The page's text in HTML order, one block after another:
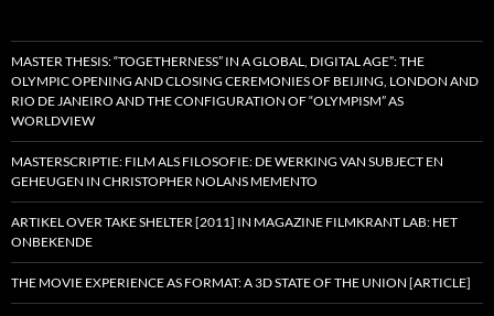
MASTER THESIS: “TOGETHERNESS” IN A GLOBAL, DIGITAL AGE”: THE
OLYMPIC OPENING AND CLOSING CEREMONIES OF BEIJING, LONDON AND
RIO DE JANEIRO AND THE CONFIGURATION OF “OLYMPISM” AS
WORLDVIEW
MASTERSCRIPTIE: FILM ALS FILOSOFIE: DE WERKING VAN SUBJECT EN
GEHEUGEN IN CHRISTOPHER NOLANS MEMENTO
ARTIKEL OVER TAKE SHELTER [2011] IN MAGAZINE FILMKRANT LAB: HET
ONBEKENDE
THE MOVIE EXPERIENCE AS FORMAT: A 3D STATE OF THE UNION [ARTICLE]